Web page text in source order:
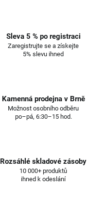
Sleva 5 % po registraci
Zaregistrujte se a získejte
5% slevu ihned
Kamenná prodejna v Brně
Možnost osobního odběru
po–pá, 6:30–15 hod.
Rozsáhlé skladové zásoby
10 000+ produktů
ihned k odeslání